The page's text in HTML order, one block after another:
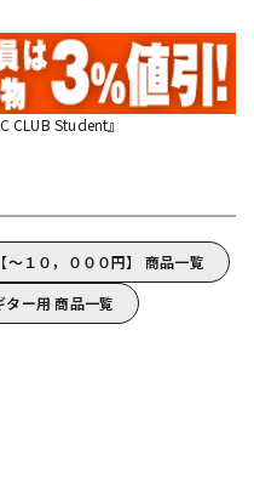
CLUB Student』
１０，０００円】 商品一覧
ター用 商品一覧